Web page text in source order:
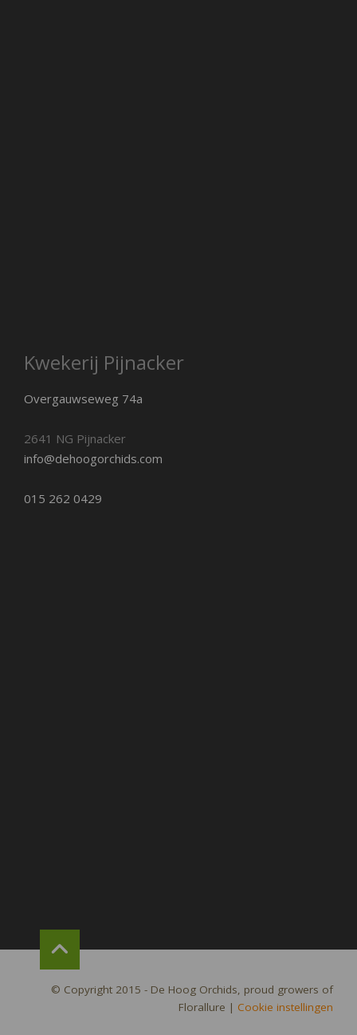
Kwekerij Pijnacker
Overgauwseweg 74a
2641 NG Pijnacker
info@dehoogorchids.com
015 262 0429
© Copyright 2015 - De Hoog Orchids, proud growers of
Florallure | Cookie instellingen